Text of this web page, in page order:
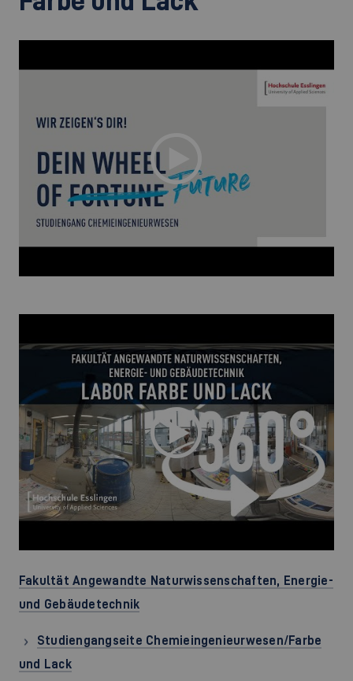
Fakultät Angewandte Naturwissenschaften, Energie-
und Gebäudetechnik
Studiengangseite Chemieingenieurwesen/Farbe
und Lack